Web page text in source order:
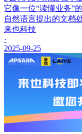
它像一位“读懂业务”
自然语言提出的文档
来也科技
·
2025-09-25